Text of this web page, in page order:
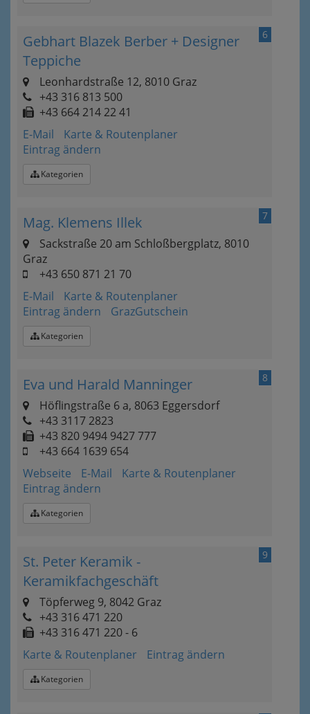
6
Gebhart Blazek Berber + Designer
Teppiche
Leonhardstraße 12, 8010 Graz
+43 316 813 500
+43 664 214 22 41
E-Mail
Karte & Routenplaner
Eintrag ändern
Kategorien
7
Mag. Klemens Illek
Sackstraße 20 am Schloßbergplatz, 8010
Graz
+43 650 871 21 70
E-Mail
Karte & Routenplaner
Eintrag ändern
GrazGutschein
Kategorien
8
Eva und Harald Manninger
Höflingstraße 6 a, 8063 Eggersdorf
+43 3117 2823
+43 820 9494 9427 777
+43 664 1639 654
Webseite
E-Mail
Karte & Routenplaner
Eintrag ändern
Kategorien
9
St. Peter Keramik -
Keramikfachgeschäft
Töpferweg 9, 8042 Graz
+43 316 471 220
+43 316 471 220 - 6
Karte & Routenplaner
Eintrag ändern
Kategorien